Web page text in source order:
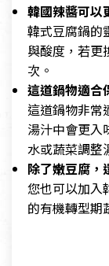
韓國辣醬可以
韓式豆腐鍋的
與酸度，若更
次。
這道鍋物適合
這道鍋物非常
湯汁中會更入
水或蔬菜調整
除了嫩豆腐，
您也可以加入
的有機轉型期